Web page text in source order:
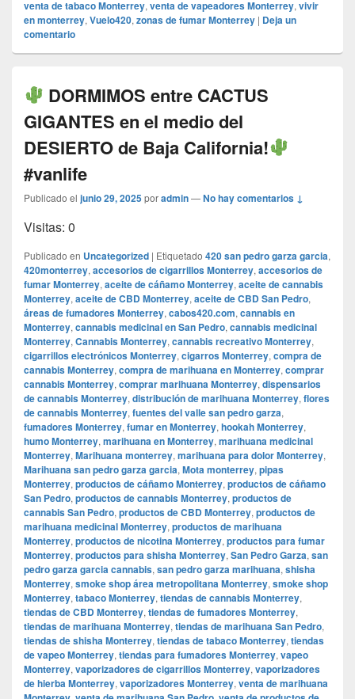
venta de tabaco Monterrey, venta de vapeadores Monterrey, vivir
en monterrey, Vuelo420, zonas de fumar Monterrey | Deja un
comentario
DORMIMOS entre CACTUS
GIGANTES en el medio del
DESIERTO de Baja California!
#vanlife
Publicado el junio 29, 2025poradmin—No hay comentarios ↓
Visitas: 0
Publicado en Uncategorized | Etiquetado 420 san pedro garza garcia,
420monterrey, accesorios de cigarrillos Monterrey, accesorios de
fumar Monterrey, aceite de cáñamo Monterrey, aceite de cannabis
Monterrey, aceite de CBD Monterrey, aceite de CBD San Pedro,
áreas de fumadores Monterrey, cabos420.com, cannabis en
Monterrey, cannabis medicinal en San Pedro, cannabis medicinal
Monterrey, Cannabis Monterrey, cannabis recreativo Monterrey,
cigarrillos electrónicos Monterrey, cigarros Monterrey, compra de
cannabis Monterrey, compra de marihuana en Monterrey, comprar
cannabis Monterrey, comprar marihuana Monterrey, dispensarios
de cannabis Monterrey, distribución de marihuana Monterrey, flores
de cannabis Monterrey, fuentes del valle san pedro garza,
fumadores Monterrey, fumar en Monterrey, hookah Monterrey,
humo Monterrey, marihuana en Monterrey, marihuana medicinal
Monterrey, Marihuana monterrey, marihuana para dolor Monterrey,
Marihuana san pedro garza garcia, Mota monterrey, pipas
Monterrey, productos de cáñamo Monterrey, productos de cáñamo
San Pedro, productos de cannabis Monterrey, productos de
cannabis San Pedro, productos de CBD Monterrey, productos de
marihuana medicinal Monterrey, productos de marihuana
Monterrey, productos de nicotina Monterrey, productos para fumar
Monterrey, productos para shisha Monterrey, San Pedro Garza, san
pedro garza garcia cannabis, san pedro garza marihuana, shisha
Monterrey, smoke shop área metropolitana Monterrey, smoke shop
Monterrey, tabaco Monterrey, tiendas de cannabis Monterrey,
tiendas de CBD Monterrey, tiendas de fumadores Monterrey,
tiendas de marihuana Monterrey, tiendas de marihuana San Pedro,
tiendas de shisha Monterrey, tiendas de tabaco Monterrey, tiendas
de vapeo Monterrey, tiendas para fumadores Monterrey, vapeo
Monterrey, vaporizadores de cigarrillos Monterrey, vaporizadores
de hierba Monterrey, vaporizadores Monterrey, venta de marihuana